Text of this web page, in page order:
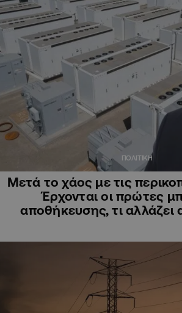
ΠΟΛΙΤΙΚΗ
Μετά το χάος με τις
Έρχονται οι πρώτες
αποθήκευσης, τι αλλάζει